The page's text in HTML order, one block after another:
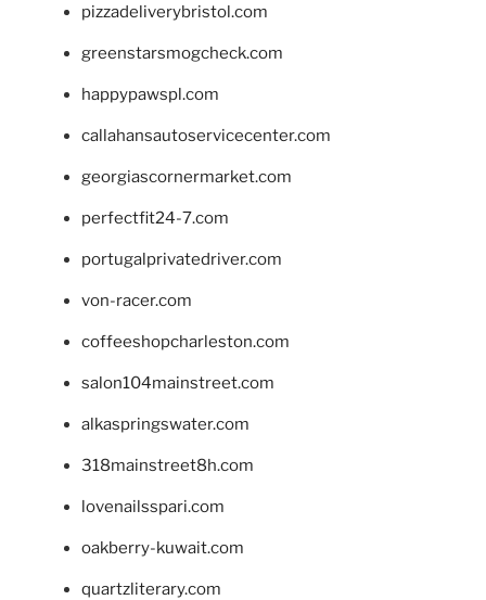
pizzadeliverybristol.com
greenstarsmogcheck.com
happypawspl.com
callahansautoservicecenter.com
georgiascornermarket.com
perfectfit24-7.com
portugalprivatedriver.com
von-racer.com
coffeeshopcharleston.com
salon104mainstreet.com
alkaspringswater.com
318mainstreet8h.com
lovenailsspari.com
oakberry-kuwait.com
quartzliterary.com